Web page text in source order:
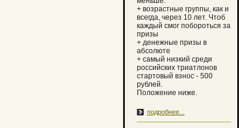
+ возрастные группы, как и
всегда, через 10 лет. Чтоб
каждый смог побороться за
призы
+ денежные призы в
абсолюте
+ самый низкий среди
российских триатлонов
стартовый взнос - 500
рублей.
Положение ниже.
подробнее...